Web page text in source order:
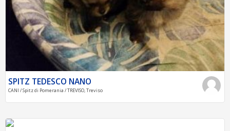
SPITZ TEDESCO NANO
CANI / Spitz di Pomerania / TREVISO, Treviso